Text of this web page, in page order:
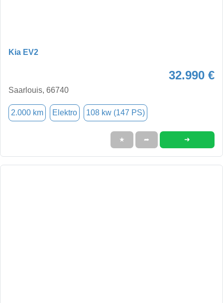
Kia EV2
32.990 €
Saarlouis, 66740
2.000 km Elektro 108 kw (147 PS)
★ ➦ ➜